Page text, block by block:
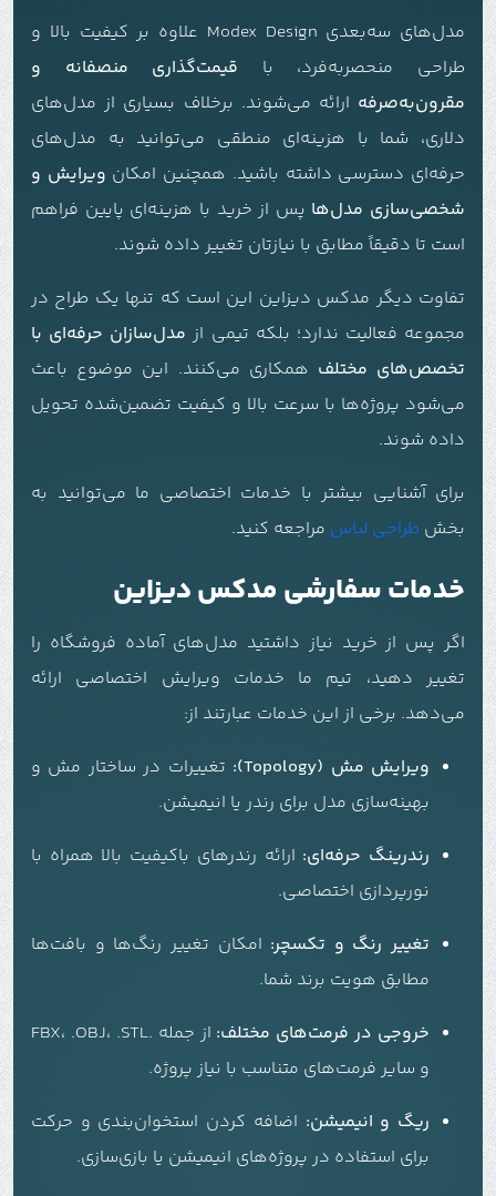
مدل‌های سه‌بعدی Modex Design علاوه بر کیفیت بالا و
طراحی منحصربه‌فرد، با قیمت‌گذاری منصفانه و
مقرون‌به‌صرفه ارائه می‌شوند. برخلاف بسیاری از مدل‌های
دلاری، شما با هزینه‌ای منطقی می‌توانید به مدل‌های
حرفه‌ای دسترسی داشته باشید. همچنین امکان ویرایش و
شخصی‌سازی مدل‌ها پس از خرید با هزینه‌ای پایین فراهم
است تا دقیقاً مطابق با نیازتان تغییر داده شوند.
تفاوت دیگر مدکس دیزاین این است که تنها یک طراح در
مجموعه فعالیت ندارد؛ بلکه تیمی از مدل‌سازان حرفه‌ای با
تخصص‌های مختلف همکاری می‌کنند. این موضوع باعث
می‌شود پروژه‌ها با سرعت بالا و کیفیت تضمین‌شده تحویل
داده شوند.
برای آشنایی بیشتر با خدمات اختصاصی ما می‌توانید به
بخش طراحی لباس مراجعه کنید.
خدمات سفارشی مدکس دیزاین
اگر پس از خرید نیاز داشتید مدل‌های آماده فروشگاه را
تغییر دهید، تیم ما خدمات ویرایش اختصاصی ارائه
می‌دهد. برخی از این خدمات عبارتند از:
ویرایش مش (Topology):
تغییرات در ساختار مش و
بهینه‌سازی مدل برای رندر یا انیمیشن.
رندرینگ حرفه‌ای: ارائه رندرهای باکیفیت بالا همراه با
نورپردازی اختصاصی.
تغییر رنگ و تکسچر: امکان تغییر رنگ‌ها و بافت‌ها
مطابق هویت برند شما.
خروجی در فرمت‌های مختلف:
از جمله .FBX، .OBJ، .STL
و سایر فرمت‌های متناسب با نیاز پروژه.
ریگ و انیمیشن: اضافه کردن استخوان‌بندی و حرکت
برای استفاده در پروژه‌های انیمیشن یا بازی‌سازی.